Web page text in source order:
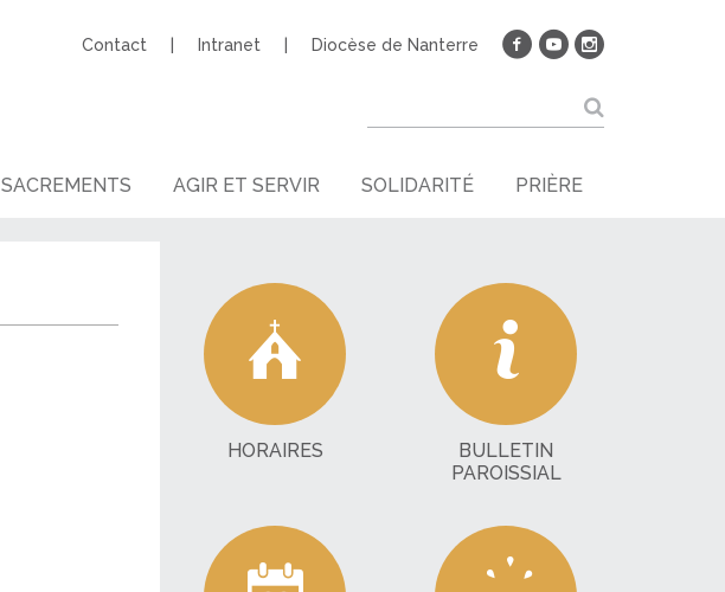
Contact Intranet Diocèse de Nanterre
SACREMENTS AGIR ET SERVIR SOLIDARITÉ PRIÈRE
HORAIRES
BULLETIN
PAROISSIAL